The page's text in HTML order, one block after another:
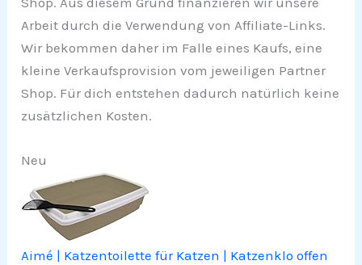
Arbeit durch die Verwendung von Affiliate-Links.
Wir bekommen daher im Falle eines Kaufs, eine
kleine Verkaufsprovision vom jeweiligen Partner
Shop. Für dich entstehen dadurch natürlich keine
zusätzlichen Kosten.
Neu
Aimé | Katzentoilette für Katzen | Katzenklo offen